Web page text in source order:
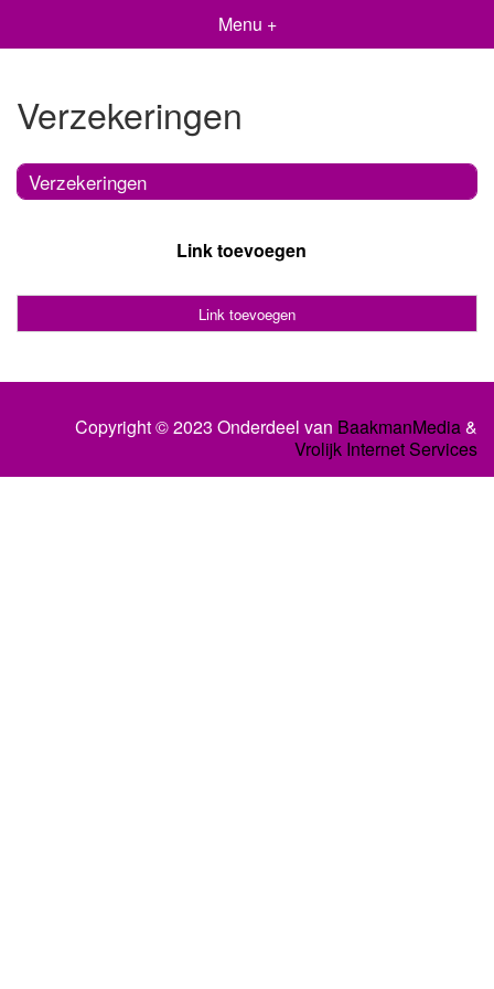
Menu +
Verzekeringen
Verzekeringen
Link toevoegen
Link toevoegen
Copyright © 2023 Onderdeel van BaakmanMedia&
Vrolijk Internet Services